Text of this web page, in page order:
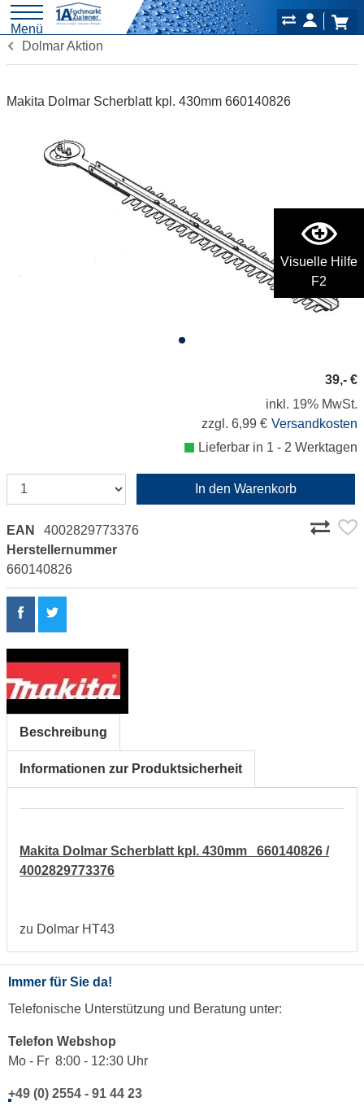
Visuelle Hilfe
F2
Menü
Dolmar Aktion
Makita Dolmar Scherblatt kpl. 430mm 660140826
39,- €
inkl. 19% MwSt.
zzgl. 6,99 € Versandkosten
Lieferbar in 1 - 2 Werktagen
In den Warenkorb
EAN
4002829773376
Herstellernummer
660140826
Beschreibung
Informationen zur Produktsicherheit
Makita Dolmar Scherblatt kpl. 430mm 660140826 /
4002829773376
zu Dolmar HT43
Immer für Sie da!
Telefonische Unterstützung und Beratung unter:
Telefon Webshop
Mo - Fr 8:00 - 12:30 Uhr
+49 (0) 2554 - 91 44 23